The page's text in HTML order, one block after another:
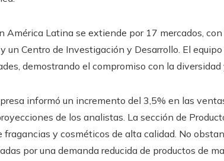
América Latina se extiende por 17 mercados,
un Centro de Investigación y Desarrollo. El
demostrando el compromiso con la diversidad
informó un incremento del 3,5% en las
de los analistas. La sección de
fragancias y cosméticos de alta calidad. No
por una demanda reducida de productos de